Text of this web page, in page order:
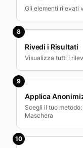
Gli elementi rilevati
8
Rivedi i Risultati
Visualizza tutti i
9
Applica
Scegli il tuo
Maschera
10